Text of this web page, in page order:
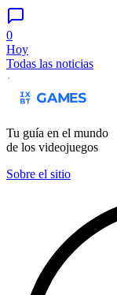
0
Hoy
Todas las noticias
Tu guía en el mundo
de los videojuegos
Sobre el sitio